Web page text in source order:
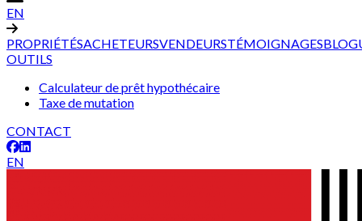
EN
PROPRIÉTÉSACHETEURSVENDEURSTÉMOIGNAGES
OUTILS
Calculateur de prêt hypothécaire
Taxe de mutation
CONTACT
EN